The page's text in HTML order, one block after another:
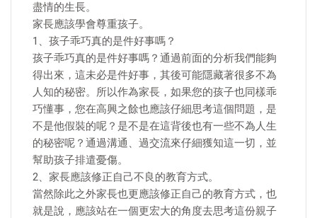
盡情的生長。
家長應該學會尊重孩子。
1、孩子乖巧真的是件好事嗎？
孩子乖巧真的是件好事嗎？通過前面的分析我們能夠
得出來，這未必是件好事，其後可能隱藏著很多不為
人知的秘密。所以作為家長，如果您的孩子也同樣乖
巧懂事，您在高興之餘也應該仔細思考這個問題，是
不是他假裝的呢？是不是在這背後也有一些不為人生
的秘密呢？通過溝通、過交流來仔細獲知這一切，並
幫助孩子排遣憂傷。
2、家長應該修正自己不良的教育方式。
當然除此之外家長也更應該修正自己的教育方式，也
就是說，應該站在一個更宏大的角度去思考這份親子